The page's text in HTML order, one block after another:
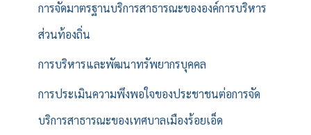
การจัดมาตรฐานบริการสาธารณะขององค์การบริหาร
ส่วนท้องถิ่น
การบริหารและพัฒนาทรัพยากรบุคคล
การประเมินความพึงพอใจของประชาชนต่อการจัด
บริการสาธารณะของเทศบาลเมืองร้อยเอ็ด